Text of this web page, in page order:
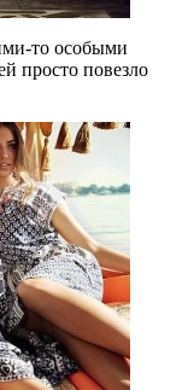
то особыми
просто повезло